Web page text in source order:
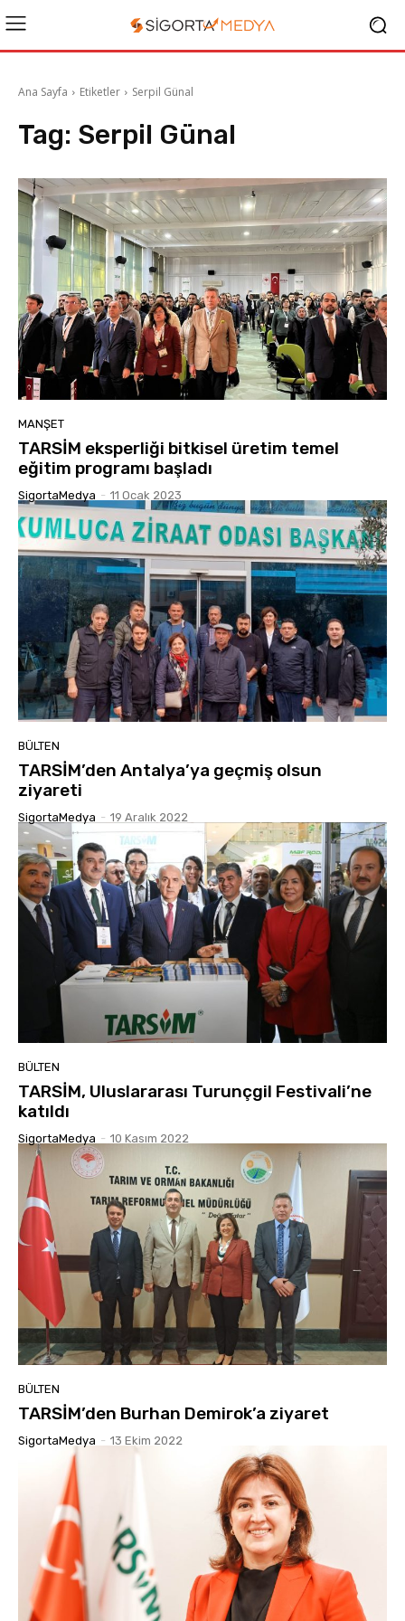
Ana Sayfa Etiketler Serpil Günal
Tag: Serpil Günal
MANŞET
TARSİM eksperliği bitkisel üretim temel
eğitim programı başladı
SigortaMedya - 11 Ocak 2023
BÜLTEN
TARSİM’den Antalya’ya geçmiş olsun
ziyareti
SigortaMedya - 19 Aralık 2022
BÜLTEN
TARSİM, Uluslararası Turunçgil Festivali’ne
katıldı
SigortaMedya - 10 Kasım 2022
BÜLTEN
TARSİM’den Burhan Demirok’a ziyaret
SigortaMedya - 13 Ekim 2022